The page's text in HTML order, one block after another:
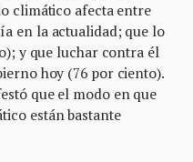
climático afecta entre
en la actualidad; que lo
y que luchar contra él
hoy (76 por ciento).
que el modo en que
están bastante